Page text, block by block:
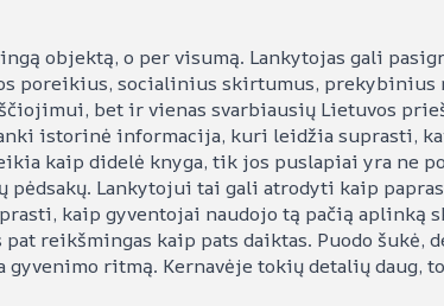
objektą, o per visumą. Lankytojas gali
poreikius, socialinius skirtumus,
bet ir vienas svarbiausių Lietuvos
istorinė informacija, kuri leidžia suprasti,
kaip didelė knyga, tik jos puslapiai yra ne
pėdsakų. Lankytojui tai gali atrodyti kaip
kaip gyventojai naudojo tą pačią aplinką
reikšmingas kaip pats daiktas. Puodo šukė,
ritmą. Kernavėje tokių detalių daug,